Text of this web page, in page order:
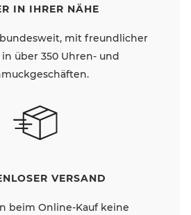
IN IHRER NÄHE
mit freundlicher
über 350 Uhren- und
VERSAND
beim Online-Kauf keine